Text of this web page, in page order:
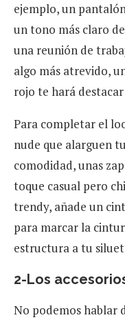
ejemplo, un
un tono más claro
una reunión de
algo más atrevido,
rojo te hará
Para completar el
nude que alarguen
comodidad, unas
toque casual pero
trendy, añade un
para marcar la
estructura a tu
2-Los
No podemos hablar